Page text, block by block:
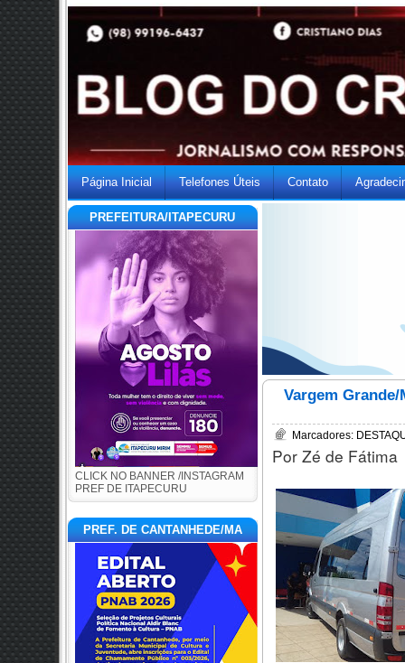
Página Inicial Telefones Úteis Contato
PREFEITURA/ITAPECURU
CLICK NO BANNER /INSTAGRAM
PREF DE ITAPECURU
PREF. DE CANTANHEDE/MA
Vargem
Marcadores:
Por Zé de Fátima